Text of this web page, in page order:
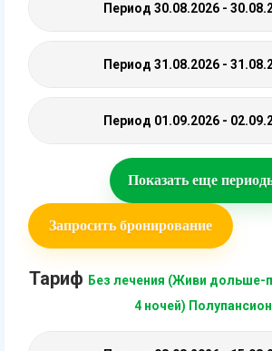
Период 30.08.2026 -
Период 31.08.2026 -
Период 01.09.2026 -
Показать еще
Запросить бронирование
Тариф Без лечения (Живи дольше-
4 ночей) Полупансион